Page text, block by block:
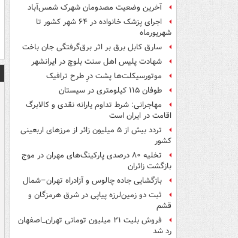
آخرین وضعیت مصدومان شهرک شمس‌آباد
اجرای پزشک خانواده در ۶۴ شهر کشور تا
شهریورماه
سارق کابل برق بر اثر برق‌گرفتگی جان باخت
شهادت پلیس اهل سنت بلوچ در ایرانشهر
موتورسیکلت‌ها پشت درِ طرح ترافیک
طوفان ۱۱۵ کیلومتری در سیستان
مهاجرانی: شرط تداوم یارانه نقدی و کالابرگ
اقامت در ایران است
تردد بیش از ۵ میلیون زائر از مرزهای اربعینی
کشور
تخلیه ۸۰ درصدی پارکینگ‌های مهران در موج
بازگشت زائران
بازگشایی جاده چالوس و آزادراه تهران–شمال
ثبت دو زمین‌لرزه پیاپی در شرق هرمزگان و
قشم
فروش بلیت ۲۱ میلیون تومانی تهران_اصفهان
رد شد